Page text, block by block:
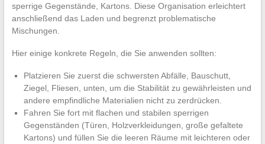
sperrige Gegenstände, Kartons. Diese Organisation erleichtert
anschließend das Laden und begrenzt problematische
Mischungen.
Hier einige konkrete Regeln, die Sie anwenden sollten:
Platzieren Sie zuerst die schwersten Abfälle, Bauschutt,
Ziegel, Fliesen, unten, um die Stabilität zu gewährleisten und
andere empfindliche Materialien nicht zu zerdrücken.
Fahren Sie fort mit flachen und stabilen sperrigen
Gegenständen (Türen, Holzverkleidungen, große gefaltete
Kartons) und füllen Sie die leeren Räume mit leichteren oder